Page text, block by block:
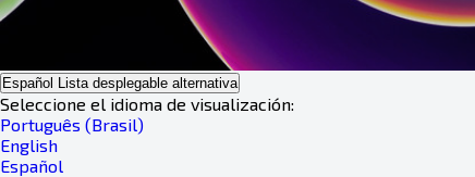
Español Lista desplegable alternativa
Seleccione el idioma de visualización:
Português (Brasil)
English
Español